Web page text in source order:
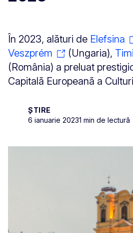
În 2023, alături de Elefsina
Veszprém
(Ungaria),
(România) a preluat
Capitală Europeană a
ȘTIRE
6 ianuarie 20231 min de lectură